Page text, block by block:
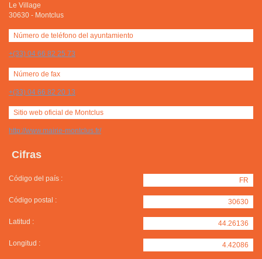
Le Village
30630 - Montclus
Número de teléfono del ayuntamiento
+(33) 04 66 82 25 73
Número de fax
+(33) 04 66 82 20 13
Sitio web oficial de Montclus
http://www.mairie-montclus.fr/
Cifras
Código del país : FR
Código postal : 30630
Latitud : 44.26136
Longitud : 4.42086